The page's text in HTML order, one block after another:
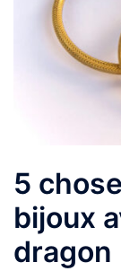
5
bijoux
dragon